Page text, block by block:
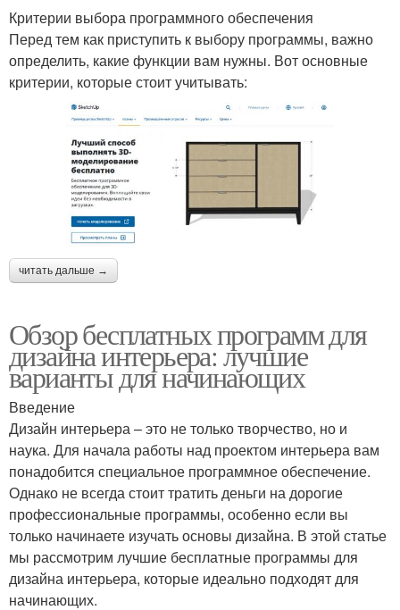
Критерии выбора программного обеспечения
Перед тем как приступить к выбору программы, важно
определить, какие функции вам нужны. Вот основные
критерии, которые стоит учитывать:
читать дальше →
Обзор бесплатных программ для
дизайна интерьера: лучшие
варианты для начинающих
Введение
Дизайн интерьера – это не только творчество, но и
наука. Для начала работы над проектом интерьера вам
понадобится специальное программное обеспечение.
Однако не всегда стоит тратить деньги на дорогие
профессиональные программы, особенно если вы
только начинаете изучать основы дизайна. В этой статье
мы рассмотрим лучшие бесплатные программы для
дизайна интерьера, которые идеально подходят для
начинающих.